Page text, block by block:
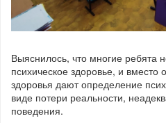
Выяснилось, что многие ребята
психическое здоровье, и вместо
здоровья дают определение
виде потери реальности,
поведения.